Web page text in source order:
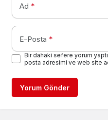
Ad *
E-Posta *
Bir dahaki sefere yorum
posta adresimi ve web site
Yorum Gönder